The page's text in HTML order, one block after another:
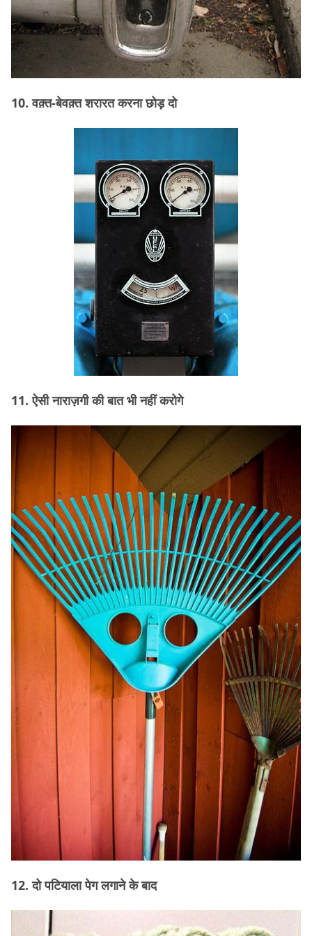
10. वक़्त-बेवक़्त शरारत करना छोड़ दो
11. ऐसी नाराज़गी की बात भी नहीं करोगे
12. दो पटियाला पेग लगाने के बाद